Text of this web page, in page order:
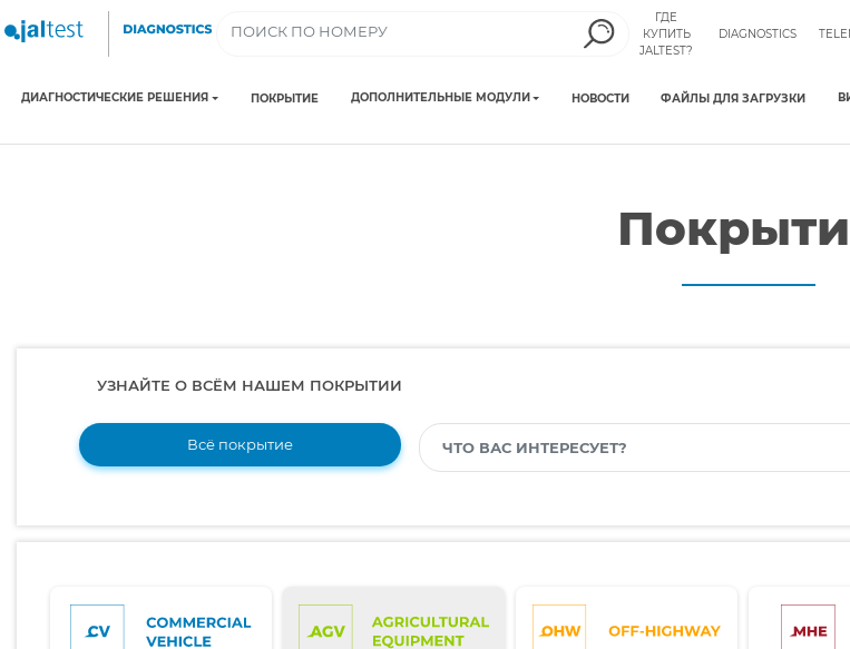
ГДЕ
КУПИТЬ
JALTEST?
DIAGNOSTICS
ДИАГНОСТИЧЕСКИЕ РЕШЕНИЯ ПОКРЫТИЕ ДОПОЛНИТЕЛЬНЫЕ МОДУЛИ НОВОСТИ ФАЙЛЫ ДЛЯ ЗАГРУЗКИ
УЗНАЙТЕ О ВСЁМ НАШЕМ ПОКРЫТИИ
Всё покрытие